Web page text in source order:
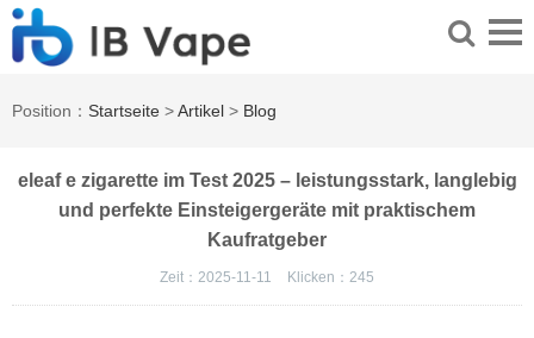
Position： Startseite >Artikel > Blog
eleaf e zigarette im Test 2025 – leistungsstark, langlebig
und perfekte Einsteigergeräte mit praktischem
Kaufratgeber
Zeit：2025-11-11 Klicken： 245